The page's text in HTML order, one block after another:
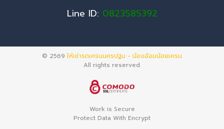
Line ID: 0823585392
© 2569 ให้เช่ารถเครนนครปฐม - น้องอ้อมน้อยเครน
All rights reserved.
Work is Secure
Protect Data With Encrypt